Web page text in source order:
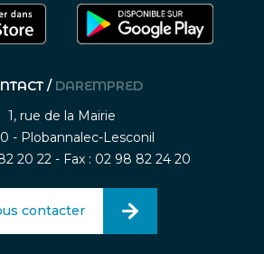
/ DAREMPRED
1, rue de la Mairie
- Plobannalec-Lesconil
20 22 - Fax : 02 98 82 24 20
contacter